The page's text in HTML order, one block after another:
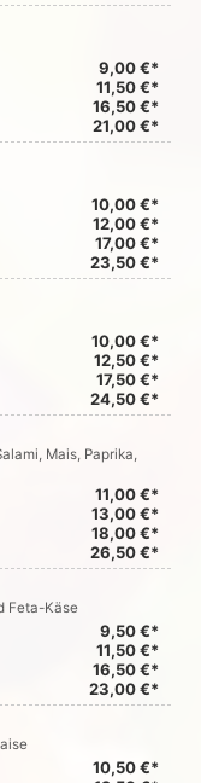
9,00 €*
11,50 €*
16,50 €*
21,00 €*
10,00 €*
12,00 €*
17,00 €*
23,50 €*
10,00 €*
12,50 €*
17,50 €*
24,50 €*
Mais, Paprika,
11,00 €*
13,00 €*
18,00 €*
26,50 €*
Feta-Käse
9,50 €*
11,50 €*
16,50 €*
23,00 €*
10,50 €*